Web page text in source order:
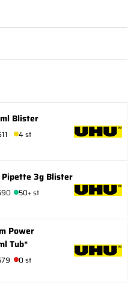
Blister
4 st
Pipette 3g Blister
50+ st
Power
Tub*
0 st